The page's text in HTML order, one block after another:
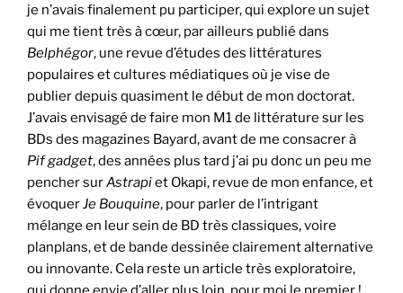
je n’avais finalement pu participer, qui explore un sujet
qui me tient très à cœur, par ailleurs publié dans
Belphégor, une revue d’études des littératures
populaires et cultures médiatiques où je vise de
publier depuis quasiment le début de mon doctorat.
J’avais envisagé de faire mon M1 de littérature sur les
BDs des magazines Bayard, avant de me consacrer à
Pif gadget, des années plus tard j’ai pu donc un peu me
pencher surAstrapiet Okapi, revue de mon enfance, et
évoquerJe Bouquine, pour parler de l’intrigant
mélange en leur sein de BD très classiques, voire
planplans, et de bande dessinée clairement alternative
ou innovante. Cela reste un article très exploratoire,